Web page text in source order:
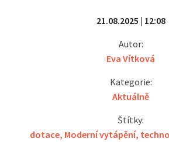
21.08.2025 | 12:08
Autor:
Eva Vítková
Kategorie:
Aktuálně
Štítky:
dotace, Moderní vytápění,